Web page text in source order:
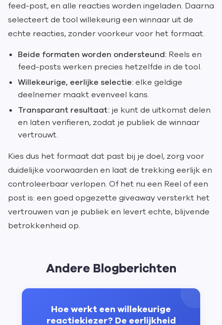
feed-post, en alle reacties worden ingeladen. Daarna
selecteert de tool willekeurig een winnaar uit de
echte reacties, zonder voorkeur voor het formaat.
Beide formaten worden ondersteund: Reels en
feed-posts werken precies hetzelfde in de tool.
Willekeurige, eerlijke selectie:elke geldige
deelnemer maakt evenveel kans.
Transparant resultaat: je kunt de uitkomst delen
en laten verifieren, zodat je publiek de winnaar
vertrouwt.
Kies dus het formaat dat past bij je doel, zorg voor
duidelijke voorwaarden en laat de trekking eerlijk en
controleerbaar verlopen. Of het nu een Reel of een
post is: een goed opgezette giveaway versterkt het
vertrouwen van je publiek en levert echte, blijvende
betrokkenheid op.
Andere Blogberichten
Hoe werkt een willekeurige
reactiekiezer? De eerlijkheid